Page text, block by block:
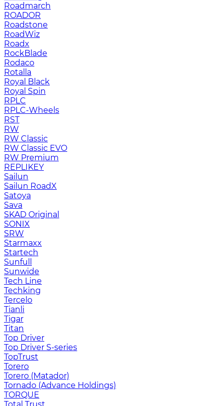
Roadmarch
ROADOR
Roadstone
RoadWiz
Roadx
RockBlade
Rodaco
Rotalla
Royal Black
Royal Spin
RPLC
RPLC-Wheels
RST
RW
RW Classic
RW Classic EVO
RW Premium
RЕPLIKEY
Sailun
Sailun RoadX
Satoya
Sava
SKAD Original
SONIX
SRW
Starmaxx
Startech
Sunfull
Sunwide
Tech Line
Techking
Tercelo
Tianli
Tigar
Titan
Top Driver
Top Driver S-series
TopTrust
Torero
Torero (Matador)
Tornado (Advance Holdings)
TORQUE